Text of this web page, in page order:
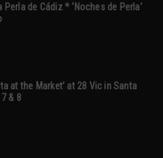
Perla de Cádiz * ‘Noches de Perla’
at the Market’ at 28 Vic in Santa
& 8